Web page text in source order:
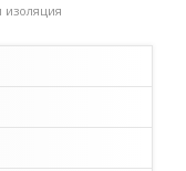
изоляция